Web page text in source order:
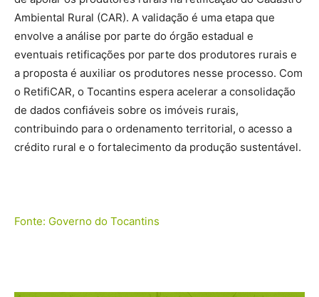
Ambiental Rural (CAR). A validação é uma etapa que
envolve a análise por parte do órgão estadual e
eventuais retificações por parte dos produtores rurais e
a proposta é auxiliar os produtores nesse processo. Com
o RetifiCAR, o Tocantins espera acelerar a consolidação
de dados confiáveis sobre os imóveis rurais,
contribuindo para o ordenamento territorial, o acesso a
crédito rural e o fortalecimento da produção sustentável.
Fonte: Governo do Tocantins